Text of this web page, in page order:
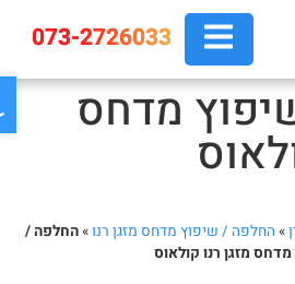
073-2726033
מדחס
החלפה / שיפוץ מדחס מזגן רנו »החלפה /
מזגן רנו קולאוס